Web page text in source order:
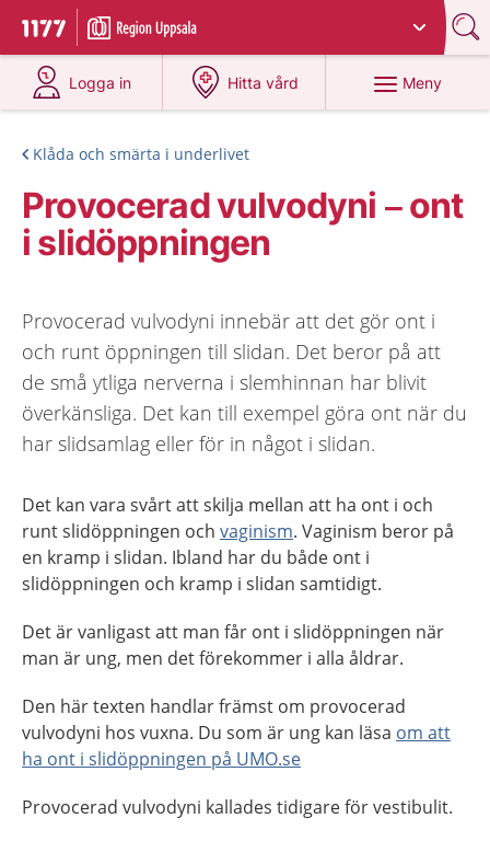
Till startsidan för 1177
Du har valt region
Logga in
på 1177.se
Hitta vård
på 1177.se
Meny
Klåda och smärta i underlivet
Provocerad vulvodyni – ont
i slidöppningen
Provocerad vulvodyni innebär att det gör ont i
och runt öppningen till slidan. Det beror på att
de små ytliga nerverna i slemhinnan har blivit
överkänsliga. Det kan till exempel göra ont när du
har slidsamlag eller för in något i slidan.
Det kan vara svårt att skilja mellan att ha ont i och
runt slidöppningen och vaginism. Vaginism beror på
en kramp i slidan. Ibland har du både ont i
slidöppningen och kramp i slidan samtidigt.
Det är vanligast att man får ont i slidöppningen när
man är ung, men det förekommer i alla åldrar.
Den här texten handlar främst om provocerad
vulvodyni hos vuxna. Du som är ung kan läsa om att
ha ont i slidöppningen på UMO.se
Provocerad vulvodyni kallades tidigare för vestibulit.